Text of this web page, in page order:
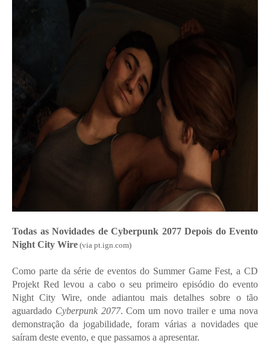
Todas as Novidades de Cyberpunk 2077 Depois do Evento
Night City Wire (via pt.ign.com)
Como parte da série de eventos do Summer Game Fest, a CD
Projekt Red levou a cabo o seu primeiro episódio do evento
Night City Wire, onde adiantou mais detalhes sobre o tão
aguardado Cyberpunk 2077. Com um novo trailer e uma nova
demonstração da jogabilidade, foram várias a novidades que
saíram deste evento, e que passamos a apresentar.